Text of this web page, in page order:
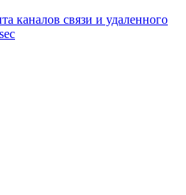
каналов связи и удаленного